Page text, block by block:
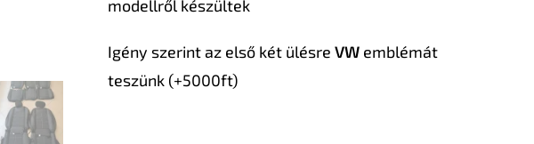
modellről készültek
Igény szerint az első két ülésreVW emblémát
teszünk (+5000ft)